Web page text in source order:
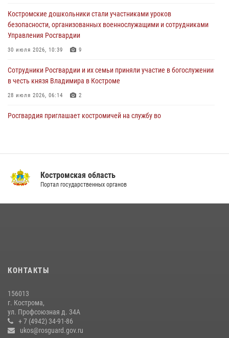
30 июля 2026, 10:39 9
Костромичи активно используют портал «Единых государственных
услуг» для получения услуг по линии Росгвардии
Костромские дошкольники стали участниками уроков
безопасности, организованных военнослужащими и сотрудниками
Управления Росгвардии
30 июля 2026, 10:39 9
Cотрудники Росгвардии и их семьи приняли участие в богослужении
в честь князя Владимира в Костроме
28 июля 2026, 06:14 2
Росгвардия приглашает костромичей на службу во
области
08 июля 2026, 07:12 15
В Росгвардии по Костромской области проходят мероприятия,
посвященные 108-й годовщине со дня рождения генерала армии
Ивана Кирилловича Яковлева
04 августа 2026, 11:35
Костромская область
Портал государственных органов
КОНТАКТЫ
156013
г. Кострома,
ул. Профсоюзная д. 34А
+ 7 (4942) 34-91-86
ukos@rosguard.gov.ru